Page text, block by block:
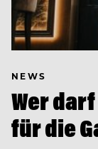
NEWS
Wer
für die